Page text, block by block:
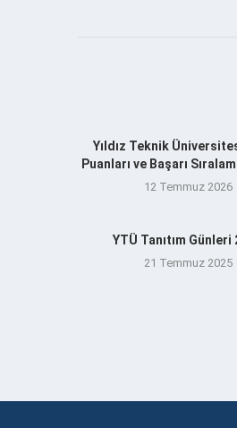
Yıldız Teknik
Puanları ve Başarı
12 Temmuz 2026
YTÜ Tanıtım Günleri
21 Temmuz 2025